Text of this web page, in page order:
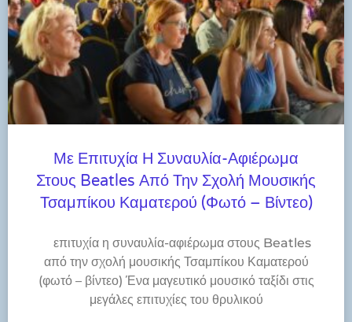
Με Επιτυχία Η Συναυλία-Αφιέρωμα
Στους Beatles Από Την Σχολή Μουσικής
Τσαμπίκου Καματερού (φωτό – Βίντεο)
​επιτυχία η συναυλία-αφιέρωμα στους Beatles
από την σχολή μουσικής Τσαμπίκου Καματερού
(φωτό – βίντεο) Ένα μαγευτικό μουσικό ταξίδι στις
μεγάλες επιτυχίες του θρυλικού